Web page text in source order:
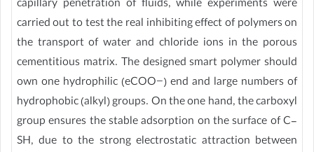
capillary penetration of fluids, while experiments were
carried out to test the real inhibiting effect of polymers on
the transport of water and chloride ions in the porous
cementitious matrix. The designed smart polymer should
own one hydrophilic (eCOO−) end and large numbers of
hydrophobic (alkyl) groups. On the one hand, the carboxyl
group ensures the stable adsorption on the surface of C-
SH, due to the strong electrostatic attraction between